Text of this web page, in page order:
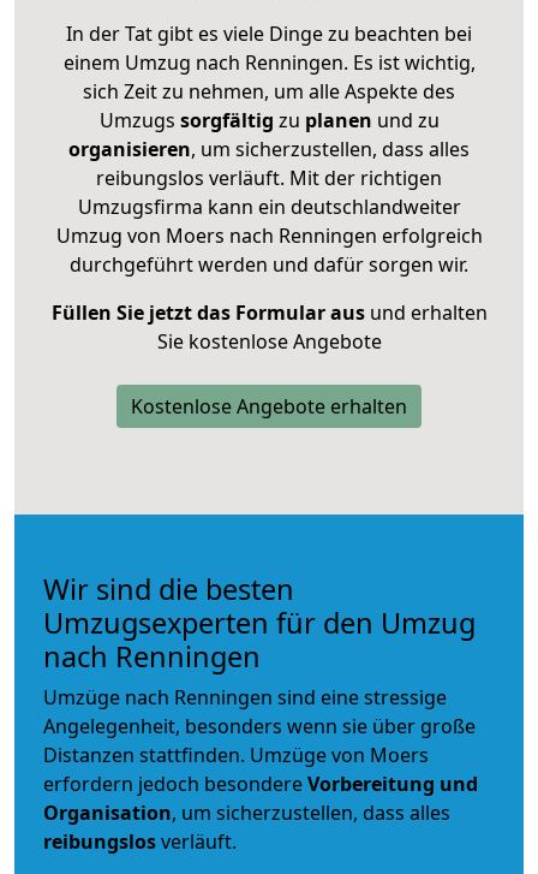
In der Tat gibt es viele Dinge zu beachten bei
einem Umzug nach Renningen. Es ist wichtig,
sich Zeit zu nehmen, um alle Aspekte des
Umzugs sorgfältig zu planen und zu
organisieren, um sicherzustellen, dass alles
reibungslos verläuft. Mit der richtigen
Umzugsfirma kann ein deutschlandweiter
Umzug von Moers nach Renningen erfolgreich
durchgeführt werden und dafür sorgen wir.
Füllen Sie jetzt das Formular ausund erhalten
Sie kostenlose Angebote
Kostenlose Angebote erhalten
Wir sind die besten
Umzugsexperten für den Umzug
nach Renningen
Umzüge nach Renningen sind eine stressige
Angelegenheit, besonders wenn sie über große
Distanzen stattfinden. Umzüge von Moers
erfordern jedoch besondereVorbereitung und
Organisation, um sicherzustellen, dass alles
reibungslosverläuft.